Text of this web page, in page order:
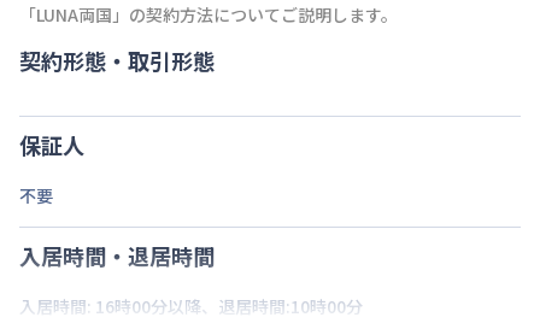
「LUNA両国 」の契約方法についてご説明します。
契約形態・取引形態
保証人
不要
入居時間・退居時間
入居時間: 16時00分以降、退居時間:10時00分